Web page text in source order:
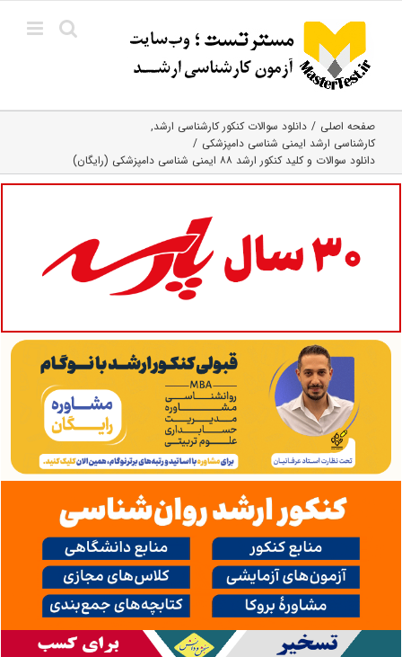
content
صفحه اصلی
دانلود سوالات کنکور کارشناسی ارشد
کارشناسی ارشد ایمنی‌ شناسی دامپزشکی
دانلود سوالات و کلید کنکور ارشد ۸۸ ایمنی شناسی دامپزشکی (رایگان)